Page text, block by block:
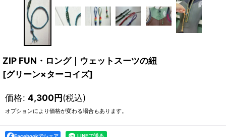
ZIP FUN・ロング｜ウェットスーツの紐
[グリーン×ターコイズ]
価格: 4,300円(税込)
オプションにより価格が変わる場合もあります。
Facebookでシェア